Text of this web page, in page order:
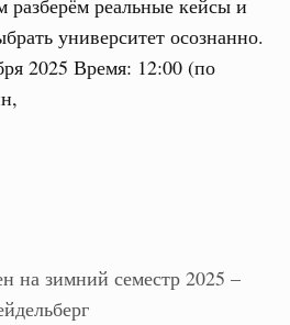
разберём реальные кейсы и
университет осознанно.
2025 Время: 12:00 (по
на зимний семестр 2025 –